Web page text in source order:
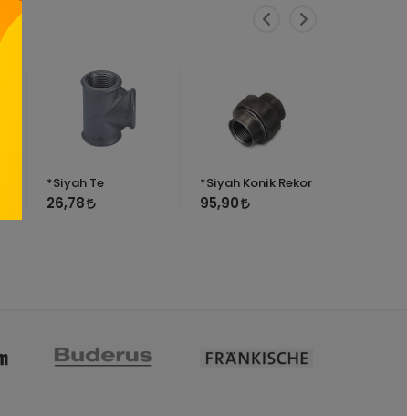
*Siyah Te
26,78
*Siyah Konik Rekor
95,90